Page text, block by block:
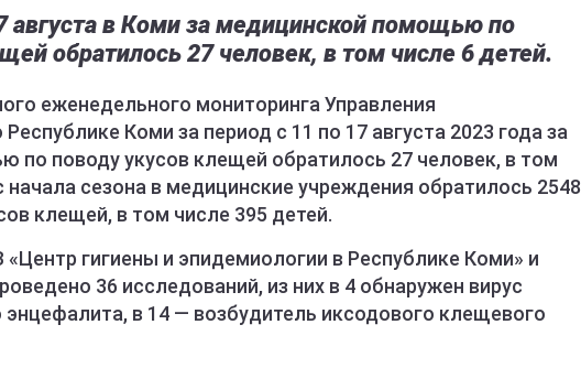
августа в Коми за медицинской помощью по
обратилось 27 человек, в том числе 6 детей.
еженедельного мониторинга Управления
Коми за период с 11 по 17 августа 2023 года за
по поводу укусов клещей обратилось 27 человек, в том
начала сезона в медицинские учреждения обратилось 2548
клещей, в том числе 395 детей.
гигиены и эпидемиологии в Республике Коми» и
36 исследований, из них в 4 обнаружен вирус
в 14 — возбудитель иксодового клещевого